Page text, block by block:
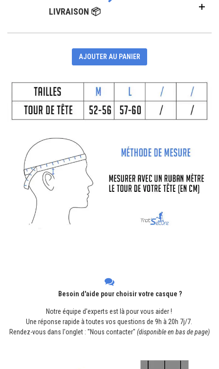
LIVRAISON 📦
AJOUTER AU PANIER
Besoin d'aide pour choisir votre casque ?
Notre équipe d'experts est là pour vous aider !
Une réponse rapide à toutes vos questions de 9h à 20h 7j/7.
Rendez-vous dans l'onglet : "Nous contacter" (disponible en bas de page)